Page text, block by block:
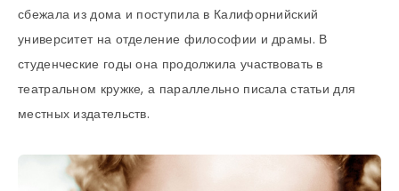
сбежала из дома и поступила в Калифорнийский
университет на отделение философии и драмы. В
студенческие годы она продолжила участвовать в
театральном кружке, а параллельно писала статьи для
местных издательств.